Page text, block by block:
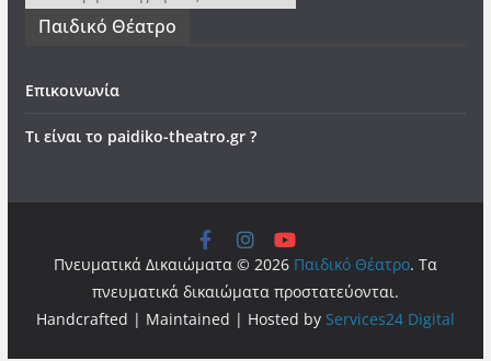
Παιδικό Θέατρο
Επικοινωνία
Τι είναι το paidiko-theatro.gr ?
Πνευματικά Δικαιώματα © 2026 Παιδικό Θέατρο. Τα
πνευματικά δικαιώματα προστατεύονται.
Handcrafted | Maintained | Hosted by Services24 Digital